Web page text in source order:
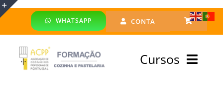
Skip
WHATSAPP CONTA
Cursos